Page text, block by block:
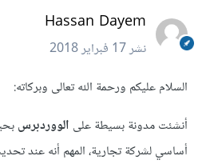
Hassan Dayem
نشر17 فبراير 2018
السلام عليكم ورحمة الله تعالى وبركاته:
أنشئت مدونة بسيطة على الووردبرس
أساسي لشركة تجارية، المهم أنه عند